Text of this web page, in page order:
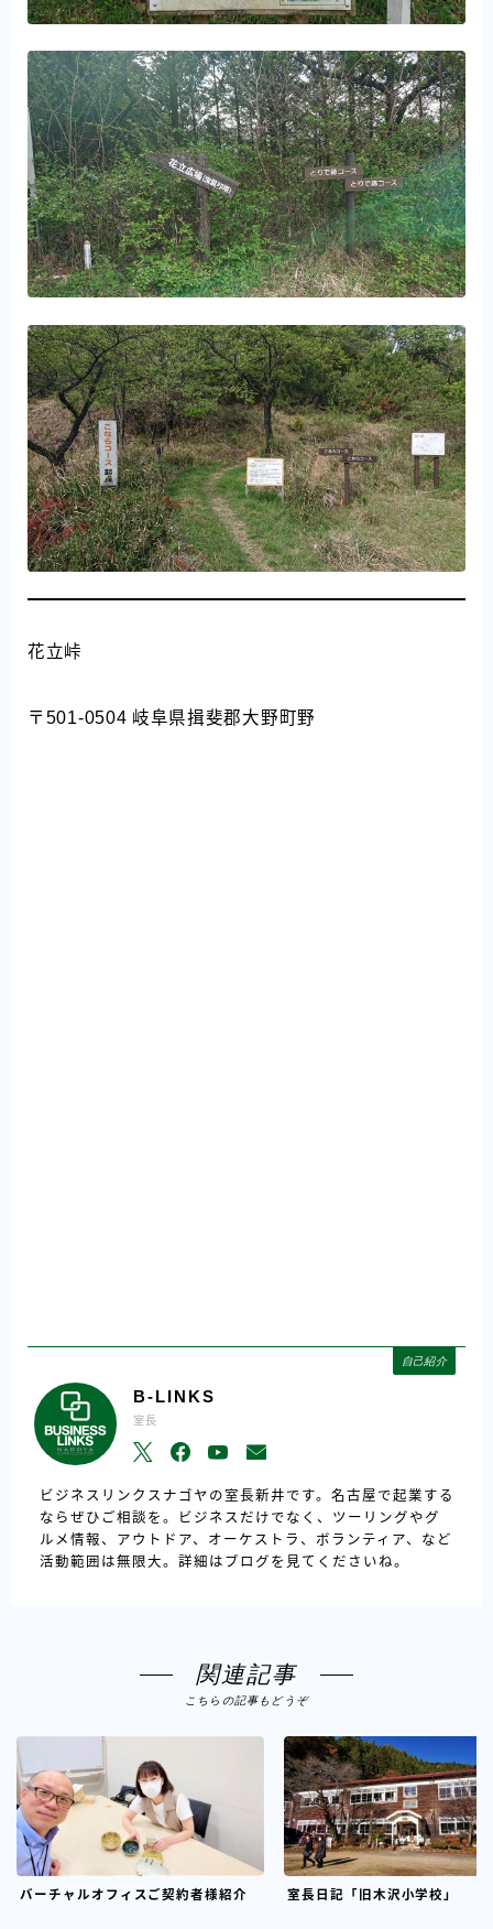
花立峠
〒501-0504 岐阜県揖斐郡大野町野
自己紹介
B-LINKS
室長
ビジネスリンクスナゴヤの室長新井です。名古屋で起業する
ならぜひご相談を。ビジネスだけでなく、ツーリングやグ
ルメ情報、アウトドア、オーケストラ、ボランティア、など
活動範囲は無限大。詳細はブログを見てくださいね。
関連記事
こちらの記事もどうぞ
バーチャルオフィスご契約者様紹介 室長日記「旧木沢小学校」